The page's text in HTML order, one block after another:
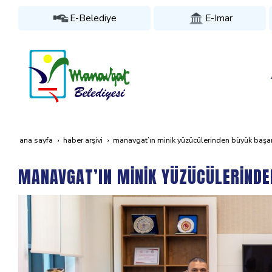
E-Belediye E-Imar
ana sayfa haber arşivi manavgat’in mi̇ni̇k yüzücüleri̇nden büyük
MANAVGAT’IN MİNİK